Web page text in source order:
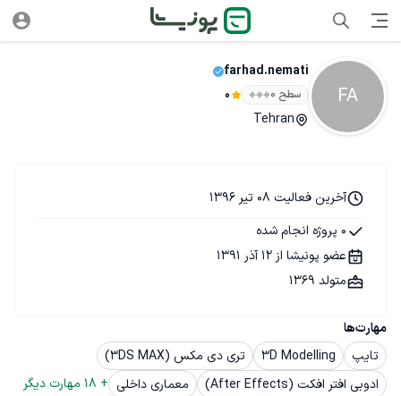
FA
farhad.nemati
سطح ۰ 0
Tehran
مهارت‌ها
تایپ
3D Modelling
تری دی مکس (3DS MAX)
ادوبی افتر افکت (After Effects)
معماری داخلی +
18 مهارت دیگر
آخرین فعالیت 08 تیر 1396
0 پروژه انجام شده
عضو پونیشا از 12 آذر 1391
متولد 1369